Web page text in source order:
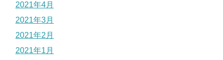
2021年4月
2021年3月
2021年2月
2021年1月